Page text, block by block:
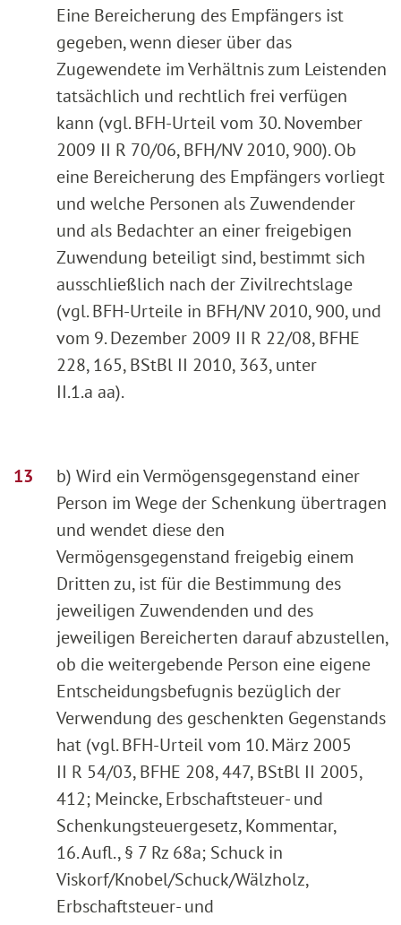
Eine Bereicherung des Empfängers ist
gegeben, wenn dieser über das
Zugewendete im Verhältnis zum Leistenden
tatsächlich und rechtlich frei verfügen
kann (vgl. BFH-Urteil vom 30. November
2009 II R 70/06, BFH/NV 2010, 900). Ob
eine Bereicherung des Empfängers vorliegt
und welche Personen als Zuwendender
und als Bedachter an einer freigebigen
Zuwendung beteiligt sind, bestimmt sich
ausschließlich nach der Zivilrechtslage
(vgl. BFH-Urteile in BFH/NV 2010, 900, und
vom 9. Dezember 2009 II R 22/08, BFHE
228, 165, BStBl II 2010, 363, unter
II.1.a aa).
b) Wird ein Vermögensgegenstand einer
Person im Wege der Schenkung übertragen
und wendet diese den
Vermögensgegenstand freigebig einem
Dritten zu, ist für die Bestimmung des
jeweiligen Zuwendenden und des
jeweiligen Bereicherten darauf abzustellen,
ob die weitergebende Person eine eigene
Entscheidungsbefugnis bezüglich der
Verwendung des geschenkten Gegenstands
hat (vgl. BFH-Urteil vom 10. März 2005
II R 54/03, BFHE 208, 447, BStBl II 2005,
412; Meincke, Erbschaftsteuer- und
Schenkungsteuergesetz, Kommentar,
16. Aufl., § 7 Rz 68a; Schuck in
Viskorf/Knobel/Schuck/Wälzholz,
Erbschaftsteuer- und